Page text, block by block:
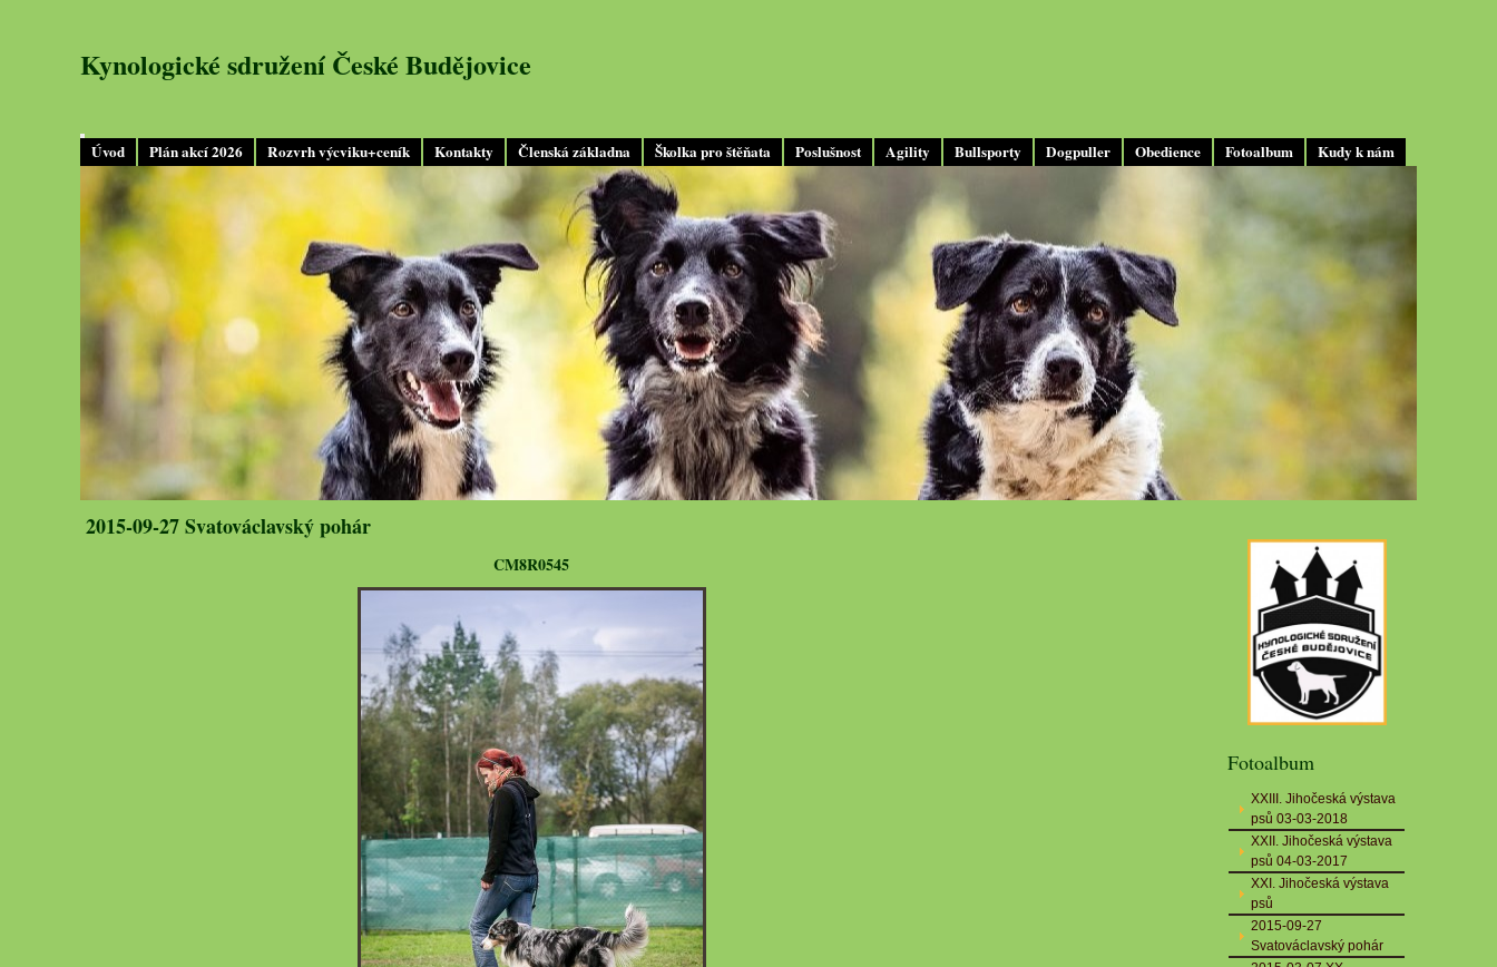
Úvod Plán akcí 2026 Rozvrh výcviku+ceník Kontakty Členská základna Školka pro štěňata Poslušnost Agility Bullsporty Dogpuller Obedience Fotoalbum Kudy k nám
Kynologické sdružení České Budějovice
2015-09-27 Svatováclavský pohár
CM8R0545
Fotoalbum
XXIII. Jihočeská výstava
psů 03-03-2018
XXII. Jihočeská výstava
psů 04-03-2017
XXI. Jihočeská výstava
psů
2015-09-27
Svatováclavský pohár